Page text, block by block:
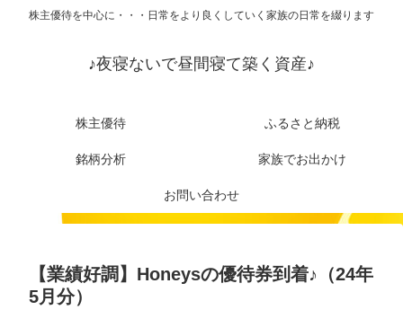
株主優待を中心に・・・日常をより良くしていく家族の日常を綴ります
♪夜寝ないで昼間寝て築く資産♪
株主優待 ふるさと納税
銘柄分析 家族でお出かけ
お問い合わせ
【業績好調】Honeysの優待券到着♪（24年
5月分）